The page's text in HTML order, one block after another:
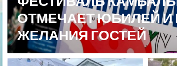
ОТМЕЧАЕТ ЮБИЛЕЙ И
ЖЕЛАНИЯ ГОСТЕЙ